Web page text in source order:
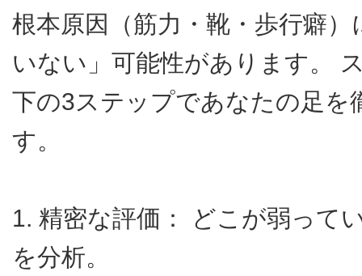
根本原因（筋力・靴・歩行癖
いない」可能性があります。
下の3ステップであなたの足を
す。
1. 精密な評価： どこが弱って
を分析。